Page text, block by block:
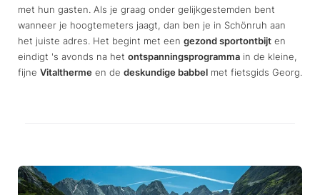
met hun gasten. Als je graag onder gelijkgestemden bent
wanneer je hoogtemeters jaagt, dan ben je in Schönruh aan
het juiste adres. Het begint met een gezond sportontbijt en
eindigt 's avonds na het ontspanningsprogramma in de kleine,
fijne Vitaltherme en de deskundige babbel met fietsgids Georg.